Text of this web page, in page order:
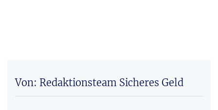
Von: Redaktionsteam Sicheres Geld